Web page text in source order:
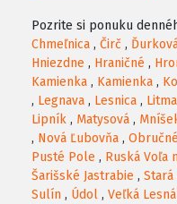
Pozrite si ponuku
Chmeľnica , Čirč ,
Hniezdne , Hraničné ,
Kamienka , Kamienka ,
, Legnava , Lesnica ,
Lipník , Matysová ,
, Nová Ľubovňa , Obručné
Pusté Pole , Ruská Voľa
Šarišské Jastrabie , Stará
Sulín , Údol , Veľká Lesná